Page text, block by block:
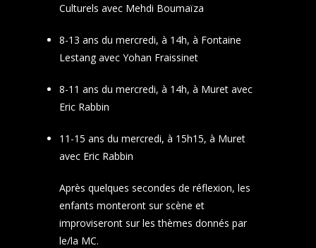
Culturels avec Mehdi Boumaïza
8-13 ans du mercredi, à 14h, à Fontaine
Lestang avec Yohan Fraissinet
8-11 ans du mercredi, à 14h, à Muret avec
Eric Rabbin
11-15 ans du mercredi, à 15h15, à Muret
avec Eric Rabbin
Après quelques secondes de réflexion, les
enfants monteront sur scène et
improviseront sur les thèmes donnés par
le/la MC.